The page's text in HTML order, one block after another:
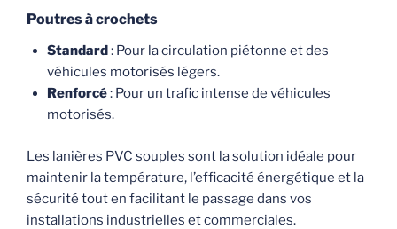
Poutres à crochets
Standard: Pour la circulation piétonne et des
véhicules motorisés légers.
Renforcé: Pour un trafic intense de véhicules
motorisés.
Les lanières PVC souples sont la solution idéale pour
maintenir la température, l’efficacité énergétique et la
sécurité tout en facilitant le passage dans vos
installations industrielles et commerciales.